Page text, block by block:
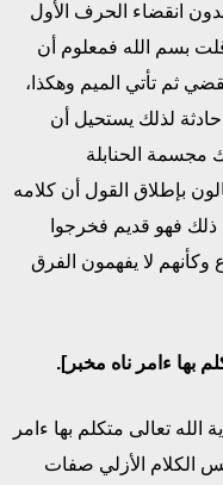
انقضاء الحرف الأول
بسم الله فمعلوم أن
ثم تأتي الميم وهكذا،
لذلك يستحيل أن
مجسمة الحنابلة
بإطلاق القول أن كلامه
فهو قديم فخرجوا
لا يفهمون الفرق
بها ءامر ناه مخبر].
الله تعالى متكلم بها ءامر
الكلام الأزلي صفات